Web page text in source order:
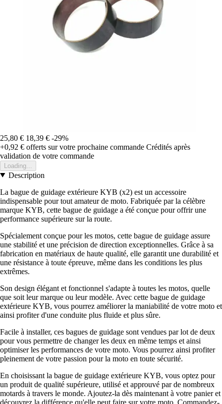
25,80 € 18,39 € -29%
+0,92 € offerts sur votre prochaine commande Crédités après
validation de votre commande
Loading...
Description
La bague de guidage extérieure KYB (x2) est un accessoire
indispensable pour tout amateur de moto. Fabriquée par la célèbre
marque KYB, cette bague de guidage a été conçue pour offrir une
performance supérieure sur la route.
Spécialement conçue pour les motos, cette bague de guidage assure
une stabilité et une précision de direction exceptionnelles. Grâce à sa
fabrication en matériaux de haute qualité, elle garantit une durabilité et
une résistance à toute épreuve, même dans les conditions les plus
extrêmes.
Son design élégant et fonctionnel s'adapte à toutes les motos, quelle
que soit leur marque ou leur modèle. Avec cette bague de guidage
extérieure KYB, vous pourrez améliorer la maniabilité de votre moto et
ainsi profiter d'une conduite plus fluide et plus sûre.
Facile à installer, ces bagues de guidage sont vendues par lot de deux
pour vous permettre de changer les deux en même temps et ainsi
optimiser les performances de votre moto. Vous pourrez ainsi profiter
pleinement de votre passion pour la moto en toute sécurité.
En choisissant la bague de guidage extérieure KYB, vous optez pour
un produit de qualité supérieure, utilisé et approuvé par de nombreux
motards à travers le monde. Ajoutez-la dès maintenant à votre panier et
découvrez la différence qu'elle peut faire sur votre moto. Commandez-